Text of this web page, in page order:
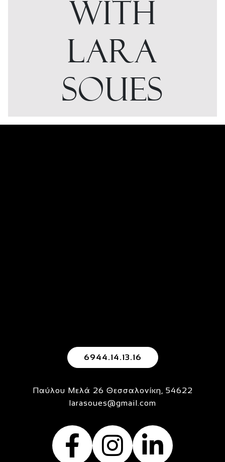
WITH
LARA
SOUES
6944.14.13.16
Παύλου Μελά 26 Θεσσαλονίκη, 54622
larasoues@gmail.com